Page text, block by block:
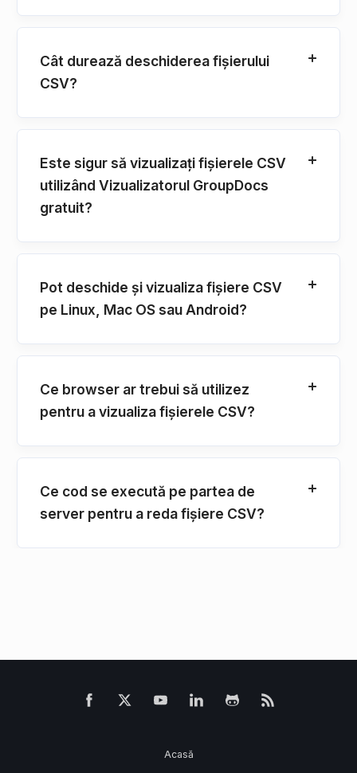
Cât durează deschiderea fișierului
CSV?
Este sigur să vizualizați fișierele CSV
utilizând Vizualizatorul GroupDocs
gratuit?
Pot deschide și vizualiza fișiere CSV
pe Linux, Mac OS sau Android?
Ce browser ar trebui să utilizez
pentru a vizualiza fișierele CSV?
Ce cod se execută pe partea de
server pentru a reda fișiere CSV?
Acasă